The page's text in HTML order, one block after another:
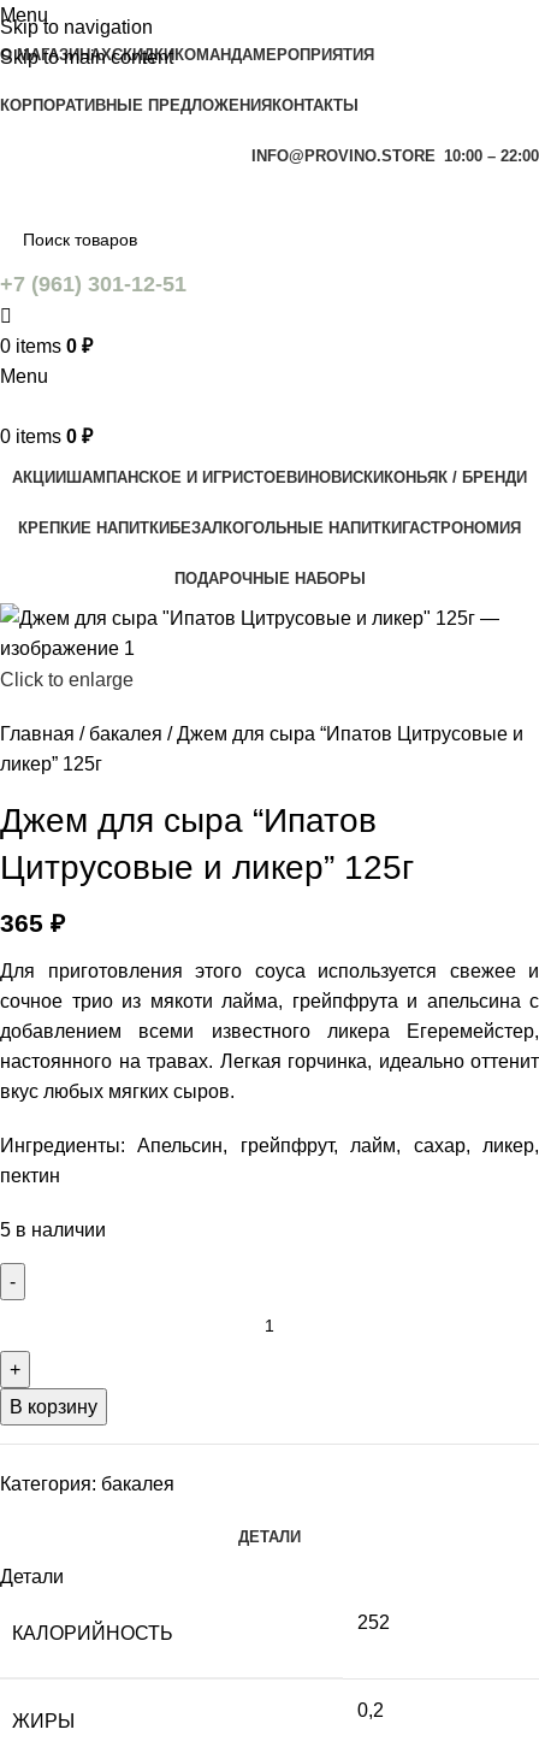
Skip to navigation
Skip to main content
Menu
О МАГАЗИНАХСКИДКИКОМАНДАМЕРОПРИЯТИЯ
КОРПОРАТИВНЫЕ ПРЕДЛОЖЕНИЯ КОНТАКТЫ
INFO@PROVINO.STORE 10:00 – 22:00
+7 (961) 301-12-51
0 items 0 ₽
Menu
0 items 0 ₽
АКЦИИШАМПАНСКОЕ И ИГРИСТОЕВИНОВИСКИКОНЬЯК / БРЕНДИ
КРЕПКИЕ НАПИТКИБЕЗАЛКОГОЛЬНЫЕ НАПИТКИГАСТРОНОМИЯ
ПОДАРОЧНЫЕ НАБОРЫ
Click to enlarge
Главная бакалея
Джем для сыра “Ипатов Цитрусовые и
ликер” 125г
Джем для сыра “Ипатов
Цитрусовые и ликер” 125г
365 ₽
Для приготовления этого соуса используется свежее и
сочное трио из мякоти лайма, грейпфрута и апельсина с
добавлением всеми известного ликера Егеремейстер,
настоянного на травах. Легкая горчинка, идеально оттенит
вкус любых мягких сыров.
Ингредиенты: Апельсин, грейпфрут, лайм, сахар, ликер,
пектин
5 в наличии
В корзину
Категория: бакалея
ДЕТАЛИ
Детали
КАЛОРИЙНОСТЬ
252
ЖИРЫ
0,2